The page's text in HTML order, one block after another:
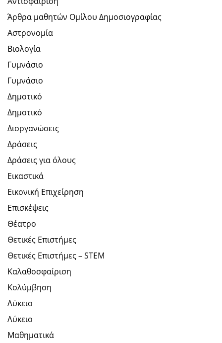
Άρθρα μαθητών Ομίλου Δημοσιογραφίας
Αστρονομία
Βιολογία
Γυμνάσιο
Γυμνάσιο
Δημοτικό
Δημοτικό
Διοργανώσεις
Δράσεις
Δράσεις για όλους
Εικαστικά
Εικονική Επιχείρηση
Επισκέψεις
Θέατρο
Θετικές Επιστήμες
Θετικές Επιστήμες – STEM
Καλαθοσφαίριση
Κολύμβηση
Λύκειο
Λύκειο
Μαθηματικά